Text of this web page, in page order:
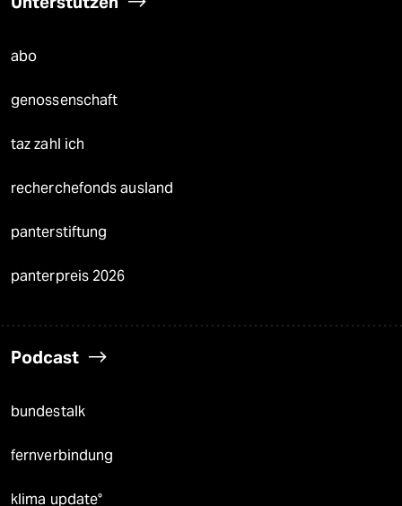
abo
genossenschaft
taz zahl ich
recherchefonds ausland
panterstiftung
panterpreis 2026
Podcast
bundestalk
fernverbindung
klima update°